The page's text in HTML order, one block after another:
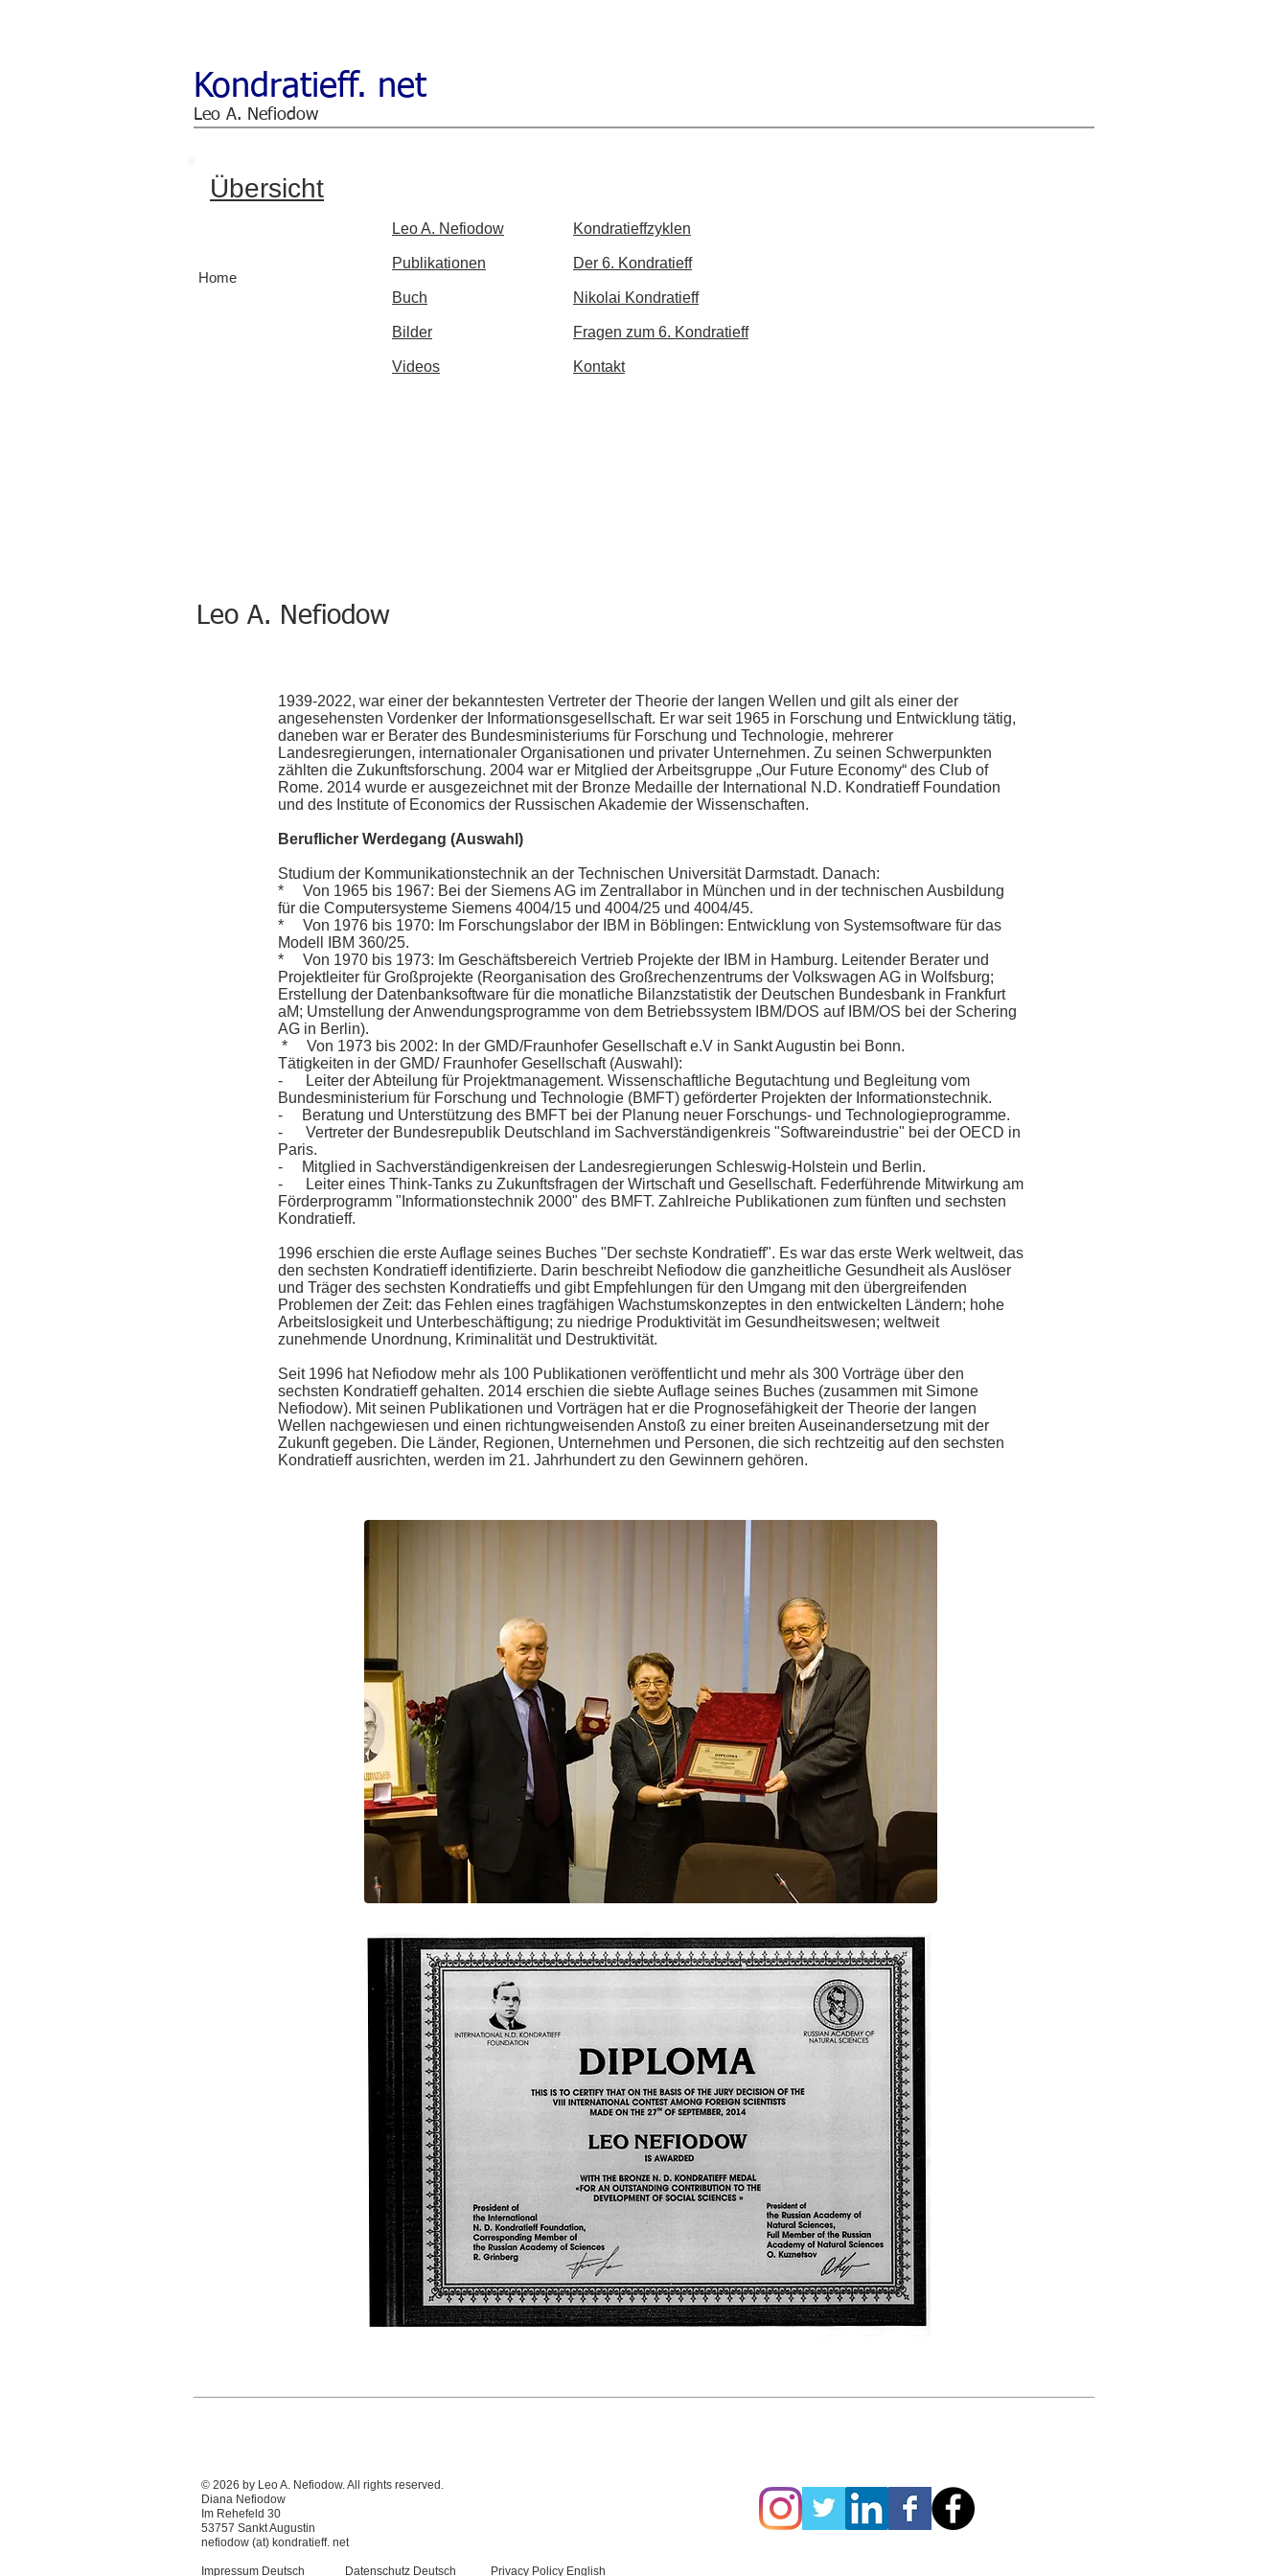
Leo A. Nefiodow
Kondratieff. net
Übersicht
Leo A. Nefiodow
Publikationen
Buch
Bilder
Videos
Kondratieffzyklen
Der 6. Kondratieff
Nikolai Kondratieff
Fragen​ zum 6. Kondratieff
Kontakt
Home
Leo A. Nefiodow
1939-2022, war einer der bekanntesten Vertreter der Theorie der langen Wellen und gilt als einer der
angesehensten Vordenker der Infor­mations­gesellschaft. Er war seit 1965 in Forschung und Entwick­lung tätig,
daneben war er Berater des Bundesmini­steriums für For­schung und Technologie, mehrerer
Landesregierungen, inter­natio­naler Organisationen und privater Unternehmen. Zu seinen Schwer­­punk­ten
zählten die Zukunftsforschung. 2004 war er Mit­glied der Arbeitsgruppe „Our Future Economy“ des Club of
Rome. 2014 wurde er ausgezeichnet mit der Bronze Medaille der International N.D. Kondratieff Foundation
und des Institute of Economics der Russischen Akademie der Wissenschaften.
Beruflicher Werdegang (Auswahl)
Studium der Kommunikationstechnik an der Technischen Universität Darmstadt. Danach:
* Von 1965 bis 1967: Bei der Siemens AG im Zentrallabor in München und in der technischen Ausbildung
für die Computersysteme Siemens 4004/15 und 4004/25 und 4004/45.
* Von 1976 bis 1970: Im Forschungslabor der IBM in Böblingen: Entwicklung von Systemsoftware für das
Modell IBM 360/25.
* Von 1970 bis 1973: Im Geschäftsbereich Vertrieb Projekte der IBM in Hamburg. Leitender Berater und
Projektleiter für Großprojekte (Reorganisation des Großrechenzentrums der Volkswagen AG in Wolfsburg;
Erstellung der Datenbanksoftware für die monatliche Bilanzstatistik der Deutschen Bundesbank in Frankfurt
aM; Umstellung der Anwendungsprogramme von dem Betriebssystem IBM/DOS auf IBM/OS bei der Schering
AG in Berlin).
* Von 1973 bis 2002: In der GMD/Fraunhofer Gesellschaft e.V in Sankt Augustin bei Bonn.
Tätigkeiten in der GMD/ Fraunhofer Gesellschaft (Auswahl):
- Leiter der Abteilung für Projektmanagement. Wissenschaftliche Begutachtung und Begleitung vom
Bundesministerium für Forschung und Technologie (BMFT) geförderter Projekten der Informationstechnik.
- Beratung und Unterstützung des BMFT bei der Planung neuer Forschungs- und Technologieprogramme.
- Vertreter der Bundesrepublik Deutschland im Sachver­ständigenkreis "Softwareindustrie" bei der OECD in
Paris.
- Mitglied in Sachverständigenkreisen der Landesregierungen Schleswig-Holstein und Berlin.
- Leiter eines Think-Tanks zu Zukunftsfragen der Wirtschaft und Gesellschaft. Federführende Mitwirkung am
Förderprogramm "Informationstechnik 2000" des BMFT. Zahlreiche Publikationen zum fünften und sechsten
Kondratieff.
1996 erschien die erste Auflage seines Buches "Der sechste Kondratieff". Es war das erste Werk weltweit, das
den sechsten Kondratieff identifizierte. Darin beschreibt Nefiodow die ganzheitliche Gesundheit als Auslöser
und Träger des sechsten Kondratieffs und gibt Empfehlungen für den Umgang mit den übergreifenden
Problemen der Zeit: das Fehlen eines tragfähigen Wachstums­konzeptes in den entwickelten Ländern; hohe
Arbeitslosigkeit und Unterbeschäftigung; zu niedrige Produktivität im Gesundheitswesen; weltweit
zunehmende Unordnung, Kriminalität und Destruktivität.
Seit 1996 hat Nefiodow mehr als 100 Publikationen veröffentlicht und mehr als 300 Vorträge über den
sechsten Kondratieff gehalten. 2014 erschien die siebte Auflage seines Buches (zusammen mit Simone
Nefiodow). Mit seinen Publikationen und Vorträgen hat er die Prognosefähigkeit der Theorie der langen
Wellen nachgewiesen und einen richtungweisenden Anstoß zu einer breiten Auseinandersetzung mit der
Zukunft gege­ben. Die Länder, Regionen, Unternehmen und Personen, die sich rechtzeitig auf den sechsten
Kondratieff ausrichten, werden im 21. Jahrhundert zu den Gewinnern gehören.
© 2026 by Leo A. Nefiodow. All rights reserved.
Diana Nefiodow
Im Rehefeld 30
53757 Sankt Augustin
nefiodow (at) kondratieff. net
Impressum Deutsch Datenschutz Deutsch Privacy Policy English